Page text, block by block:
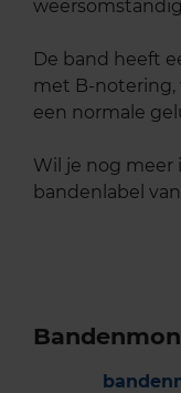
De band heeft
met B-notering,
een normale
Wil je nog meer
bandenlabel